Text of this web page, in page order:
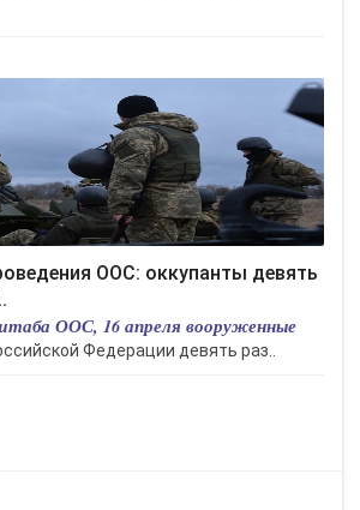
ООС, 16 апреля вооруженные
Федерации девять раз..